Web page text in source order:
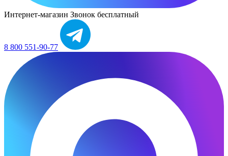
Интернет-магазин Звонок бесплатный
8 800 551-90-77